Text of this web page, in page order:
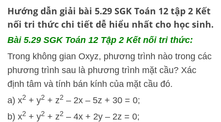
Hướng dẫn giải bài 5.29 SGK Toán 12 tập 2 Kết
nối tri thức chi tiết dễ hiểu nhất cho học sinh.
Bài 5.29 SGKToán 12 Tập 2 Kết nối tri thức:
Trong không gian Oxyz, phương trình nào trong các
phương trình sau là phương trình mặt cầu? Xác
định tâm và tính bán kính của mặt cầu đó.
a) x2 + y2 + z2 – 2x – 5z + 30 = 0;
b) x2 + y2 + z2 – 4x + 2y – 2z = 0;